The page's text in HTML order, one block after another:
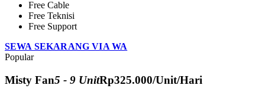
Free Cable
Free Teknisi
Free Support
SEWA SEKARANG VIA WA
Popular
Misty Fan5 - 9 UnitRp325.000/Unit/Hari